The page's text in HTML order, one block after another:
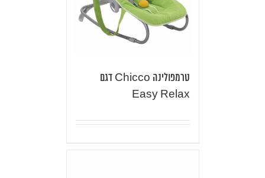
טרמפולינה Chicco דגם
Easy Relax